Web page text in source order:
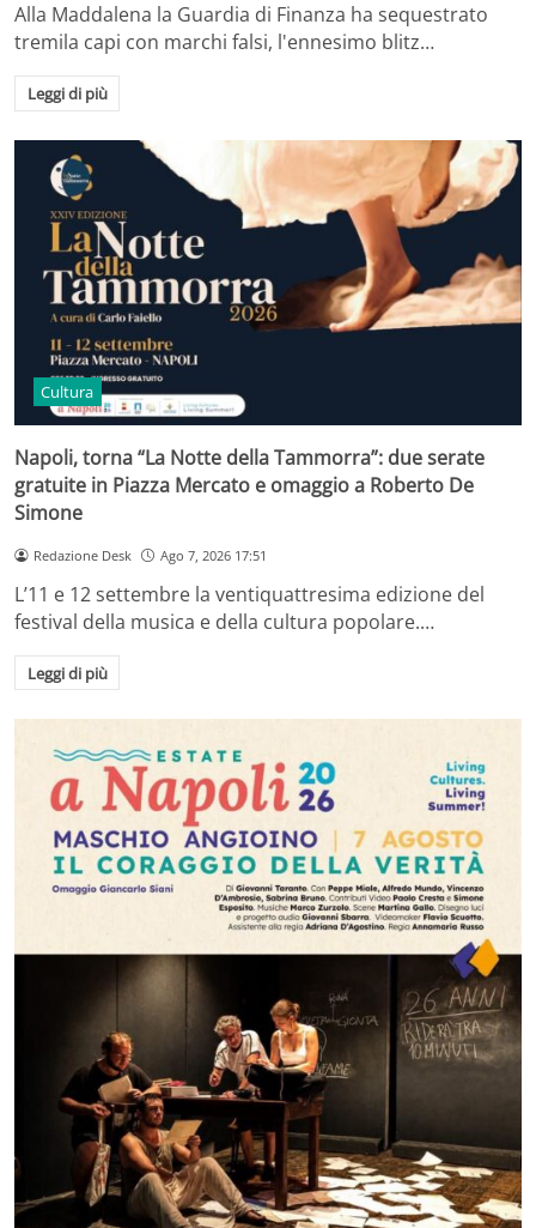
Alla Maddalena la Guardia di Finanza ha sequestrato
tremila capi con marchi falsi, l'ennesimo blitz…
Leggi di più
Cultura
Napoli, torna “La Notte della Tammorra”: due serate
gratuite in Piazza Mercato e omaggio a Roberto De
Simone
Redazione Desk Ago 7, 2026 17:51
L’11 e 12 settembre la ventiquattresima edizione del
festival della musica e della cultura popolare.…
Leggi di più